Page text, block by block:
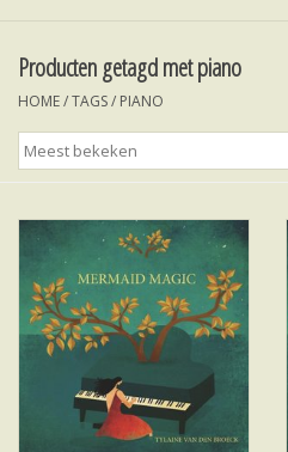
TOPS
ROKKEN&BROEKEN
MY MUSIC
BLOG
Producten getagd met piano
HOME/TAGS/ PIANO